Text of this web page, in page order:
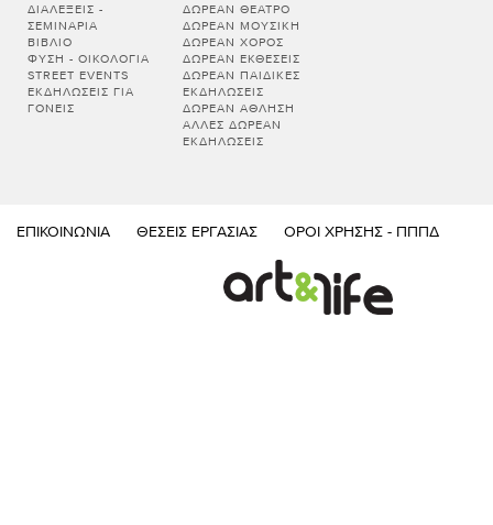
ΔΙΑΛΕΞΕΙΣ -
ΣΕΜΙΝΑΡΙΑ
ΒΙΒΛΊΟ
ΦΎΣΗ - ΟΙΚΟΛΟΓΊΑ
STREET EVENTS
ΕΚΔΗΛΏΣΕΙΣ ΓΙΑ
ΓΟΝΕΊΣ
ΔΩΡΕΆΝ ΘΈΑΤΡΟ
ΔΩΡΕΆΝ ΜΟΥΣΙΚΉ
ΔΩΡΕΆΝ ΧΟΡΌΣ
ΔΩΡΕΆΝ ΕΚΘΈΣΕΙΣ
ΔΩΡΕΆΝ ΠΑΙΔΙΚΈΣ
ΕΚΔΗΛΏΣΕΙΣ
ΔΩΡΕΆΝ ΆΘΛΗΣΗ
ΆΛΛΕΣ ΔΩΡΕΆΝ
ΕΚΔΗΛΏΣΕΙΣ
ΕΠΙΚΟΙΝΩΝΊΑ ΘΈΣΕΙΣ ΕΡΓΑΣΊΑΣ ΌΡΟΙ ΧΡΉΣΗΣ - ΠΠΠΔ